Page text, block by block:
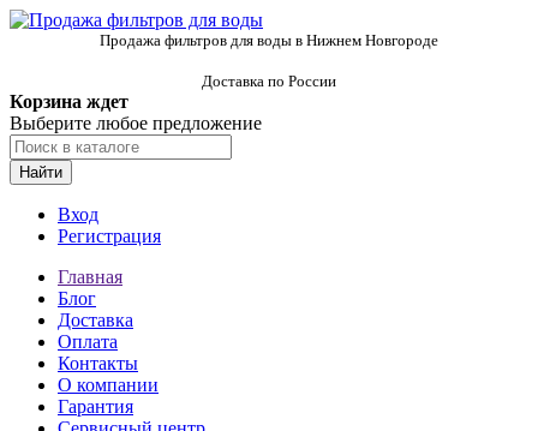
Продажа фильтров для воды в Нижнем Новгороде
Доставка по России
Корзина ждет
Выберите любое предложение
Найти
Вход
Регистрация
Главная
Блог
Доставка
Оплата
Контакты
О компании
Гарантия